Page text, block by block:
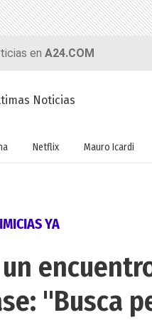
en A24.COM
Noticias
Netflix Mauro Icardi
YA
"Busca